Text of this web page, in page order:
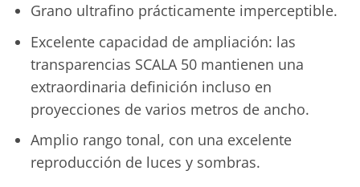
Grano ultrafino prácticamente imperceptible.
Excelente capacidad de ampliación: las
transparencias SCALA 50 mantienen una
extraordinaria definición incluso en
proyecciones de varios metros de ancho.
Amplio rango tonal, con una excelente
reproducción de luces y sombras.